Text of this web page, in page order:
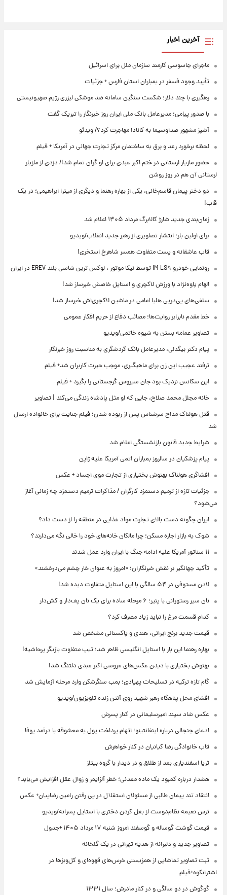
آخرین اخبار
ماجرای جاسوسی کارمند سازمان ملل برای اسرائیل
تأیید وجود فسفر در بمباران استان فارس + جزئیات
رهگیری با چند دلار؛ شکست سنگین سامانه ضد موشکی لیزری رژیم صهیونیستی
با صدور پیامی؛ مدیرعامل بانک ملی ایران روز خبرنگار را تبریک گفت
آشپز مشهور صداوسیما به کانادا مهاجرت کرد؟/ ویدئو
لحظه برخورد رعد و برق به ساختمان مرکز تجارت جهانی در آمریکا + فیلم
حضور مازیار لرستانی در ختم اکبر عبدی برای او گران تمام شد!/ دزدی از مازیار
لرستانی آن هم در روز روشن
دو دختر پیمان قاسم‌خانی، یکی از بهاره رهنما و دیگری از میترا ابراهیمی؛ در یک
قاب!
زمان‌بندی جدید شارژ کالابرگ مرداد ۱۴۰۵ اعلام شد
برای اولین بار؛ انتشار تصاویری از رهبر جدید انقلاب/ویدیو
قاب عاشقانه و پست متفاوت همسر شاهرخ استخری!
رونمایی خودرو IM LS۹ توسط نیکا موتور ، لوکس ترین شاسی بلند EREV در ایران
الهام پاوه‌نژاد با ورزش لاکچری و استایل خاصش خبرساز شد!
سلفی‌های پی‌درپی هلیا امامی در ماشین لاکچری‌اش خبرساز شد!
خط مقدم نابرابر روایت‌ها؛ مصائب دفاع از حریم افکار عمومی
تصاویر عمامه بستن به شیوه خاتمی/ویدیو
پیام دکتر بیگدلی، مدیرعامل بانک گردشگری به مناسبت روز خبرنگار
ترفند عجیب این زن برای ماهیگیری، موجب حیرت کاربران شد+ فیلم
این سکانس نزدیک بود جان سیروس گرجستانی را بگیرد + فیلم
خانه مجلل محمد صلاح، جایی که او مثل پادشاه زندگی می‌کند | تصاویر
قتل هولناک مداح سرشناس پس از ربوده شدن؛ فیلم جنایت برای خانواده ارسال
شد
شرایط جدید قانون بازنشستگی اعلام شد
پیام پزشکیان در سالروز بمباران اتمی آمریکا علیه ژاپن
افشاگری هولناک بهنوش بختیاری از تجارت موی اجساد + عکس
جزئیات تازه از ترمیم دستمزد کارگران / مذاکرات ترمیم دستمزد چه زمانی آغاز
می‌شود؟
ایران چگونه دست بالای تجارت مواد غذایی در منطقه را از دست داد؟
شوک به بازار اجاره مسکن؛ چرا مالکان خانه‌های خود را خالی نگه می‌دارند؟
۱۱ سناتور آمریکا علیه ادامه جنگ با ایران وارد عمل شدند
تأکید جهانگیر بر نقش خبرنگاران؛ «امروز به عنوان خار چشم می‌درخشند»
لادن مستوفی در ۵۴ سالگی با این استایل متفاوت دیده شد!
نان سیر رستورانی با پنیر؛ ۶ مرحله ساده برای یک نان پف‌دار و کش‌دار
کدام قسمت مرغ را نباید زیاد مصرف کرد؟
قیمت جدید برنج ایرانی، هندی و پاکستانی مشخص شد
بهاره رهنما این بار با استایل انگلیسی ظاهر شد؛ تیپ متفاوت بازیگر پرحاشیه!
بهنوش بختیاری با دیدن عکس‌های عروسی اکبر عبدی دلتنگ شد!
گام تازه ترکیه در تسلیحات پهپادی؛ بمب سنگرشکن وارد مرحله آزمایش شد
افشای محل پناهگاه‌ رهبر شهید روی آنتن زنده تلویزیون/ویدیو
عکس شاد سپند امیرسلیمانی در کنار پسرش
ادعای جنجالی درباره اینفانتینو؛ اتهام پرداخت پول به معشوقه با درآمد یوفا
قاب خانوادگی رضا کیانیان در کنار خواهرش
ثریا اسفندیاری بعد از طلاق و در دیدار با گروه بیتلز
هشدار درباره کمبود یک ماده معدنی؛ خطر آلزایمر و زوال عقل افزایش می‌یابد؟
انتقاد تند پیمان طالبی از مسئولان استقلال در پی رفتن رامین رضاییان+ عکس
ترس نعیمه نظام‌دوست از بغل کردن دختری با استایل پسرانه/ویدیو
قیمت گوشت گوساله و گوسفند امروز شنبه ۱۷ مرداد ۱۴۰۵ +جدول
تصاویر جدید و دلبرانه از هدیه تهرانی در یک گلخانه
ثبت تصاویر تماشایی از همزیستی خرس‌های قهوه‌ای و کل‌وبزها در
اشترانکوه+فیلم
گوگوش در دو سالگی و در کنار مادرش؛ سال ۱۳۳۱